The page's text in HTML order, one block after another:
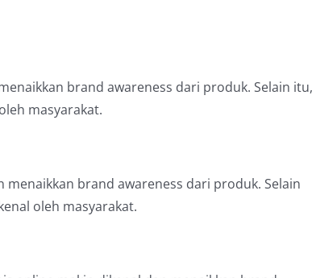
brand awareness dari produk. Selain itu,
masyarakat.
brand awareness dari produk. Selain
oleh masyarakat.